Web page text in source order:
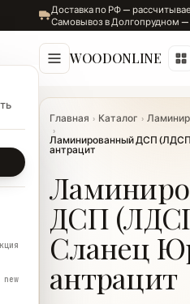
Доставка по РФ —
Самовывоз в Долгопрудном —
WOODONLINE
Главная › Каталог ›
›
Ламинированный ДСП
антрацит
ДСП
Сланец
антрацит
new